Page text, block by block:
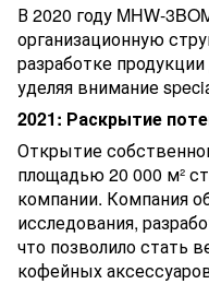
В 2020 году MHW-
организационную
разработке
уделяя внимание
2021: Раскрытие
Открытие
площадью 20 000 м²
компании. Компания
исследования,
что позволило стать
кофейных